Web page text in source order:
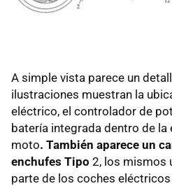
A simple vista parece un
ilustraciones muestran la
eléctrico, el controlador de
batería integrada dentro de
moto. También aparece un
enchufes Tipo 2, los mismos
parte de los coches